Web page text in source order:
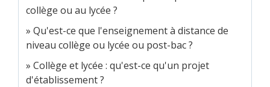
collège ou au lycée ?
Qu'est-ce que l'enseignement à distance de
niveau collège ou lycée ou post-bac ?
Collège et lycée : qu'est-ce qu'un projet
d'établissement ?